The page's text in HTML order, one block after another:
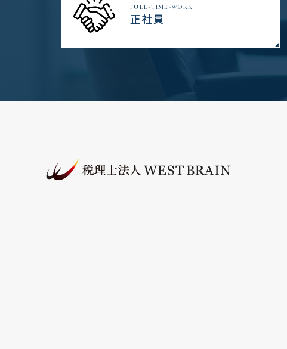
FULL-TIME-WORK
正社員